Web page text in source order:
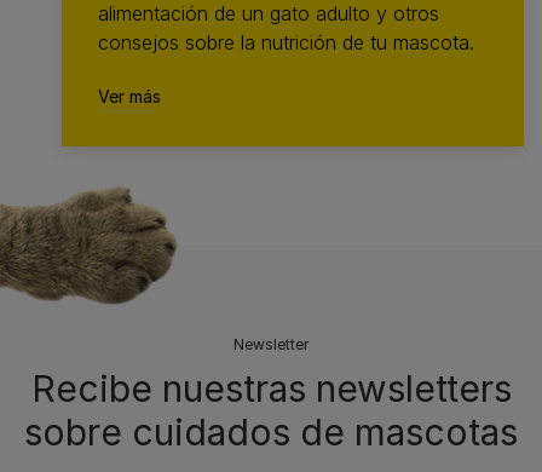
alimentación de un gato adulto y otros
consejos sobre la nutrición de tu mascota.
Ver más
Newsletter
Recibe nuestras newsletters
sobre cuidados de mascotas​